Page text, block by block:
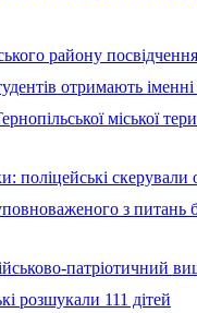
району
отримають іменні
міської
скерували
з питань
патріотичний
розшукали 111 дітей